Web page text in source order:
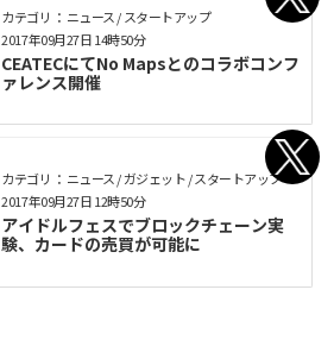
カテゴリ： ニュース / スタートアップ
CEATECにてNo Mapsとのコラボコンフ
ァレンス開催
2017年09月27日 14時50分
カテゴリ： ニュース / ガジェット / スタートアップ
アイドルフェスでブロックチェーン実
験、カードの売買が可能に
2017年09月27日 12時50分